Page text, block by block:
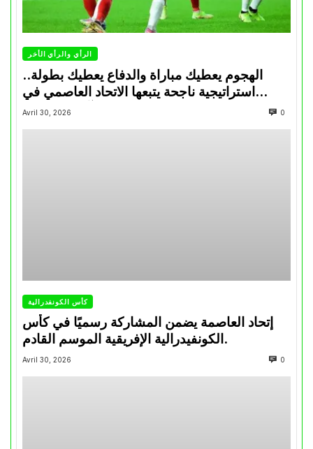
الرأي والرأي الأخر
الهجوم يعطيك مباراة والدفاع يعطيك بطولة..
استراتيجية ناجحة يتبعها الاتحاد العاصمي في
تتويجاته آخر السنوات
Avril 30, 2026 0
كأس الكونفدرالية
إتحاد العاصمة يضمن المشاركة رسميًا في كأس
الكونفيدرالية الإفريقية الموسم القادم.
Avril 30, 2026 0